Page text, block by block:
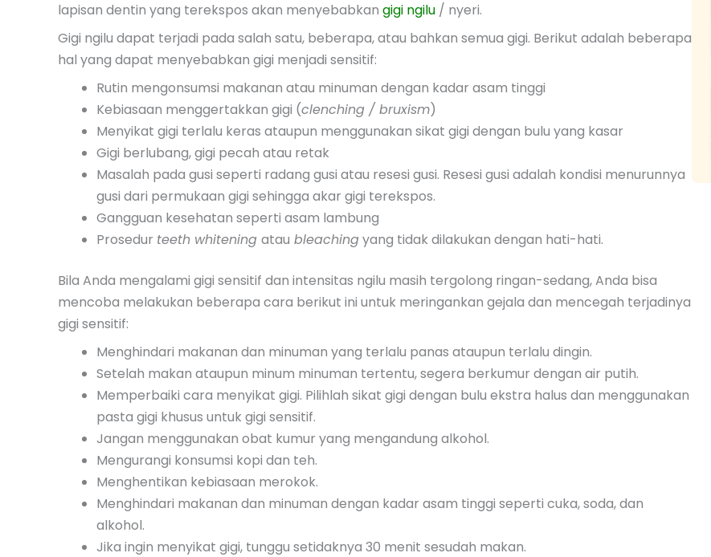
lapisan dentin yang terekspos akan menyebabkan gigi ngilu / nyeri.
Gigi ngilu dapat terjadi pada salah satu, beberapa, atau bahkan semua gigi. Berikut adalah beberapa
hal yang dapat menyebabkan gigi menjadi sensitif:
Rutin mengonsumsi makanan atau minuman dengan kadar asam tinggi
Kebiasaan menggertakkan gigi (clenching / bruxism)
Menyikat gigi terlalu keras ataupun menggunakan sikat gigi dengan bulu yang kasar
Gigi berlubang, gigi pecah atau retak
Masalah pada gusi seperti radang gusi atau resesi gusi. Resesi gusi adalah kondisi menurunnya
gusi dari permukaan gigi sehingga akar gigi terekspos.
Gangguan kesehatan seperti asam lambung
Prosedur teeth whitening atau bleachingyang tidak dilakukan dengan hati-hati.
Bila Anda mengalami gigi sensitif dan intensitas ngilu masih tergolong ringan-sedang, Anda bisa
mencoba melakukan beberapa cara berikut ini untuk meringankan gejala dan mencegah terjadinya
gigi sensitif:
Menghindari makanan dan minuman yang terlalu panas ataupun terlalu dingin.
Setelah makan ataupun minum minuman tertentu, segera berkumur dengan air putih.
Memperbaiki cara menyikat gigi. Pilihlah sikat gigi dengan bulu ekstra halus dan menggunakan
pasta gigi khusus untuk gigi sensitif.
Jangan menggunakan obat kumur yang mengandung alkohol.
Mengurangi konsumsi kopi dan teh.
Menghentikan kebiasaan merokok.
Menghindari makanan dan minuman dengan kadar asam tinggi seperti cuka, soda, dan
alkohol.
Jika ingin menyikat gigi, tunggu setidaknya 30 menit sesudah makan.